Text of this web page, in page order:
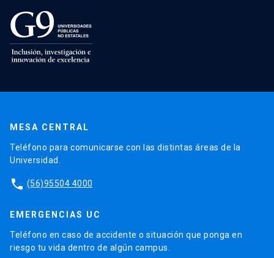
MESA CENTRAL
Teléfono para comunicarse con las distintas áreas de la
Universidad.
phone (56)95504 4000
EMERGENCIAS UC
Teléfono en caso de accidente o situación que ponga en
riesgo tu vida dentro de algún campus.